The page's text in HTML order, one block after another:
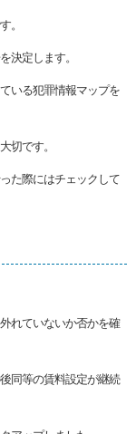
。
決定します。
いる犯罪情報マップを
切です。
た際にはチェックして
れていないか否かを確
同等の賃料設定が継続